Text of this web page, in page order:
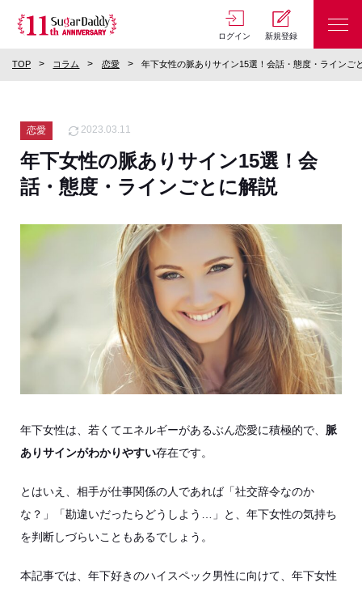
ログイン 新規登録
TOP コラム 恋愛 年下女性の脈ありサイン15選！会話・態度・ラインご
恋愛 2023.03.11
年下女性の脈ありサイン15選！会
話・態度・ラインごとに解説
年下女性は、若くてエネルギーがあるぶん恋愛に積極的で、 脈
ありサインがわかりやすい存在です。
とはいえ、相手が仕事関係の人であれば「社交辞令なのか
な？」「勘違いだったらどうしよう…」と、年下女性の気持ち
を判断しづらいこともあるでしょう。
本記事では、年下好きのハイスペック男性に向けて、年下女性